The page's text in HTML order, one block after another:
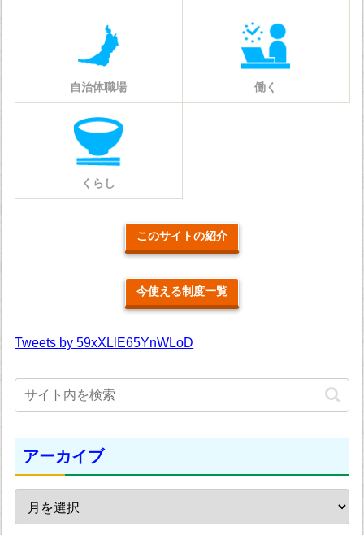
自治体職場 働く
くらし
このサイトの紹介
今使える制度一覧
Tweets by 59xXLlE65YnWLoD
アーカイブ